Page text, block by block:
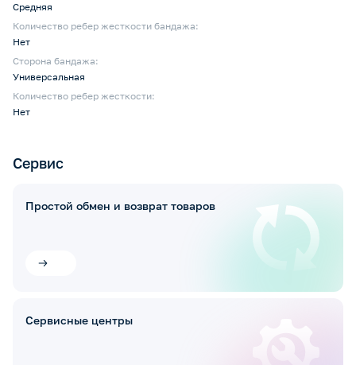
Средняя
Количество ребер жесткости бандажа:
Нет
Сторона бандажа:
Универсальная
Количество ребер жесткости:
Нет
Сервис
Простой обмен и возврат товаров
Сервисные центры